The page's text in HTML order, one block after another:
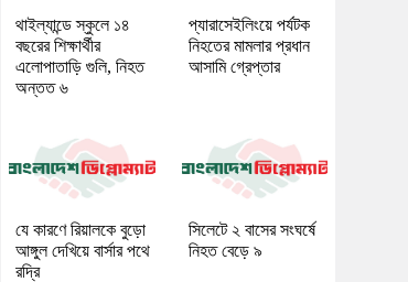
থাইল্যান্ডে স্কুলে ১৪
বছরের শিক্ষার্থীর
এলোপাতাড়ি গুলি, নিহত
অন্তত ৬
প্যারাসেইলিংয়ে পর্যটক
নিহতের মামলার প্রধান
আসামি গ্রেপ্তার
যে কারণে রিয়ালকে বুড়ো
আঙ্গুল দেখিয়ে বার্সার পথে
রদ্রি
সিলেটে ২ বাসের সংঘর্ষে
নিহত বেড়ে ৯